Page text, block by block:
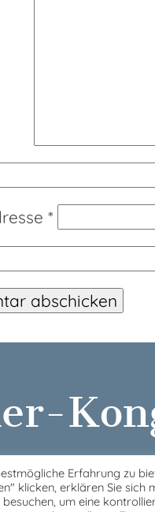
*
Erfahrung zu
klicken, erklären Sie sich
um eine